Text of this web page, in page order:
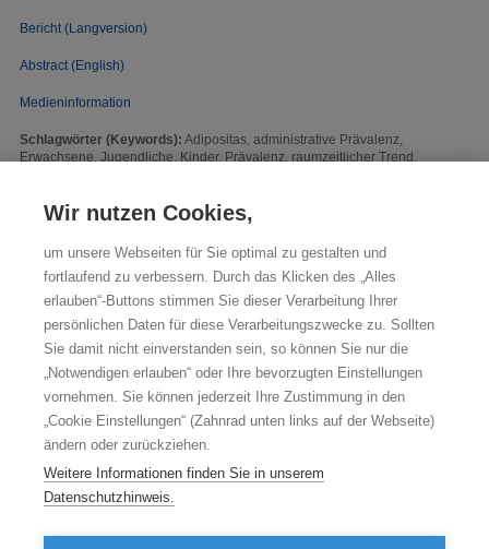
Bericht (Langversion)
Abstract (English)
Medieninformation
Schlagwörter (Keywords): Adipositas, administrative Prävalenz,
Erwachsene, Jugendliche, Kinder, Prävalenz, raumzeitlicher Trend,
Zitierweise des Berichts vom 04.11.2021
Diagnoseprävalenz der Adipositas in der vertragsärztlichen Versorgung von
2009 bis 2018. Zentralinstitut für die kassenärztliche Versorgung in
Deutschland (Zi). Versorgungsatlas-Bericht Nr. 21/10. Berlin 2021. URL:
https://doi.org/10.20364/VA-21.10
Vollständiger Ergebnis-Download:
Datei enthält jeweils Werte für alle vorhandenen Berichtsjahre und
Indikatoren.
Daten als Excel-Datei exportieren
Kreis11:
Daten als Excel-Datei exportieren
Wir nutzen Cookies,
um unsere Webseiten für Sie optimal zu gestalten und
fortlaufend zu verbessern. Durch das Klicken des „Alles
erlauben“-Buttons stimmen Sie dieser Verarbeitung Ihrer
persönlichen Daten für diese Verarbeitungszwecke zu. Sollten
Sie damit nicht einverstanden sein, so können Sie nur die
„Notwendigen erlauben“ oder Ihre bevorzugten Einstellungen
vornehmen. Sie können jederzeit Ihre Zustimmung in den
„Cookie Einstellungen“ (Zahnrad unten links auf der Webseite)
ändern oder zurückziehen.
Weitere Informationen finden Sie in unserem
Datenschutzhinweis.